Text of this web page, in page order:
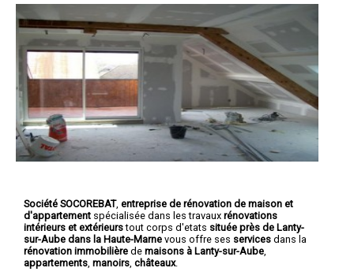
Société SOCOREBAT, entreprise de rénovation de maison et
d'appartement spécialisée dans les travaux rénovations
intérieurs et extérieurstout corps d'etats située près de Lanty-
sur-Aube dans la Haute-Marne vous offre ses services dans la
rénovation immobilière de maisons à Lanty-sur-Aube
appartements manoirs châteaux.